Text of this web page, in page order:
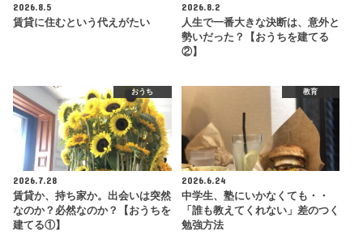
2026.8.5
賃貸に住むという代えがたい
2026.8.2
人生で一番大きな決断は、意外と
勢いだった？【おうちを建てる
②】
おうち
2026.7.28
賃貸か、持ち家か。出会いは突然
なのか？必然なのか？【おうちを
建てる①】
教育
2026.6.24
中学生、塾にいかなくても・・
「誰も教えてくれない」差のつく
勉強方法